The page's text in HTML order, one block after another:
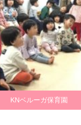
KNベルーガ保育園